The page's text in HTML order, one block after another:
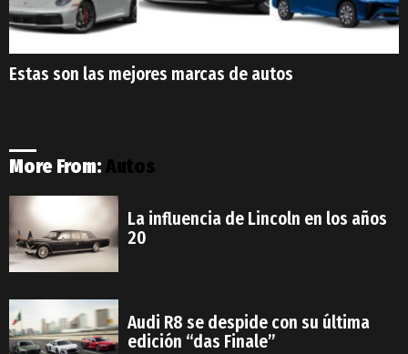
Estas son las mejores marcas de autos
More From:Autos
La influencia de Lincoln en los años
20
Audi R8 se despide con su última
edición “das Finale”